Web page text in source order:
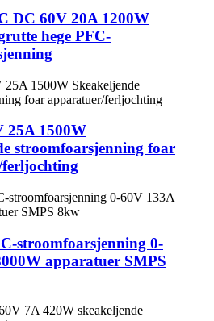
DC 60V 20A 1200W
hege PFC-
25A 1500W
stroomfoarsjenning foar
stroomfoarsjenning 0-
apparatuer SMPS